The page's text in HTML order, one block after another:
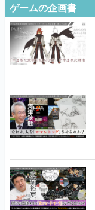
ゲームの企画書